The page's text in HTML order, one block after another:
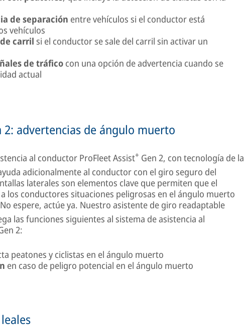
de separación entre vehículos si el conductor está
vehículos
carril si el conductor se sale del carril sin activar un
de tráfico con una opción de advertencia cuando se
actual
2: advertencias de ángulo muerto
al conductor ProFleet Assist+ Gen 2, con tecnología de la
adicionalmente al conductor con el giro seguro del
laterales son elementos clave que permiten que el
los conductores situaciones peligrosas en el ángulo muerto
espere, actúe ya. Nuestro asistente de giro readaptable
las funciones siguientes al sistema de asistencia al
2:
peatones y ciclistas en el ángulo muerto
en caso de peligro potencial en el ángulo muerto